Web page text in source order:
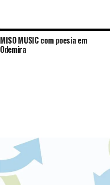
MISO MUSIC com poesia em
Odemira